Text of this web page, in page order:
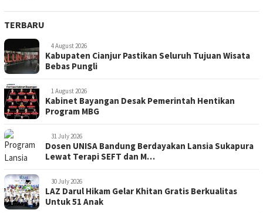
TERBARU
4 August 2026
Kabupaten Cianjur Pastikan Seluruh Tujuan Wisata
Bebas Pungli
1 August 2026
Kabinet Bayangan Desak Pemerintah Hentikan
Program MBG
31 July 2026
Dosen UNISA Bandung Berdayakan Lansia Sukapura
Lewat Terapi SEFT dan M…
30 July 2026
LAZ Darul Hikam Gelar Khitan Gratis Berkualitas
Untuk 51 Anak